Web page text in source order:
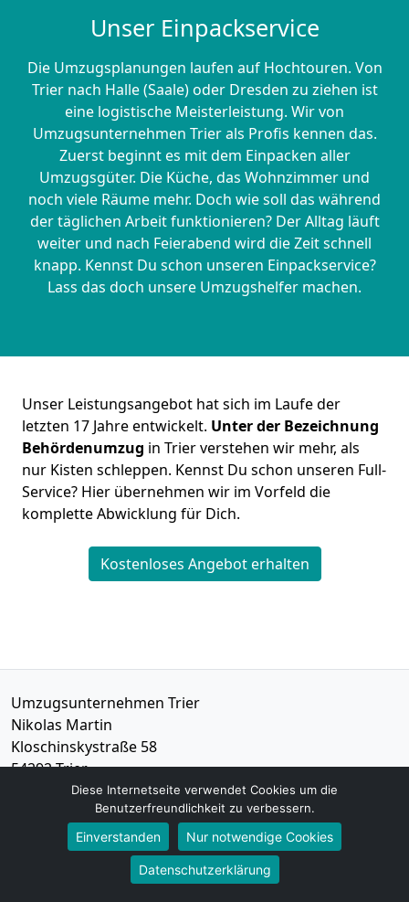
Unser Einpackservice
Die Umzugsplanungen laufen auf Hochtouren. Von
Trier nach Halle (Saale) oder Dresden zu ziehen ist
eine logistische Meisterleistung. Wir von
Umzugsunternehmen Trier als Profis kennen das.
Zuerst beginnt es mit dem Einpacken aller
Umzugsgüter. Die Küche, das Wohnzimmer und
noch viele Räume mehr. Doch wie soll das während
der täglichen Arbeit funktionieren? Der Alltag läuft
weiter und nach Feierabend wird die Zeit schnell
knapp. Kennst Du schon unseren Einpackservice?
Lass das doch unsere Umzugshelfer machen.
Unser Leistungsangebot hat sich im Laufe der
letzten 17 Jahre entwickelt. Unter der Bezeichnung
Behördenumzug in Trier verstehen wir mehr, als
nur Kisten schleppen. Kennst Du schon unseren Full-
Service? Hier übernehmen wir im Vorfeld die
komplette Abwicklung für Dich.
Kostenloses Angebot erhalten
Umzugsunternehmen Trier
Nikolas Martin
Kloschinskystraße 58
54292Trier
01579-2621457
info@umzugsunternehmen-trier.de
Öffnungszeiten: Mo - Sa: 07:00 - 15:00 Uhr
Diese Internetseite verwendet Cookies um die
Benutzerfreundlichkeit zu verbessern.
Einverstanden Nur notwendige Cookies
Datenschutzerklärung